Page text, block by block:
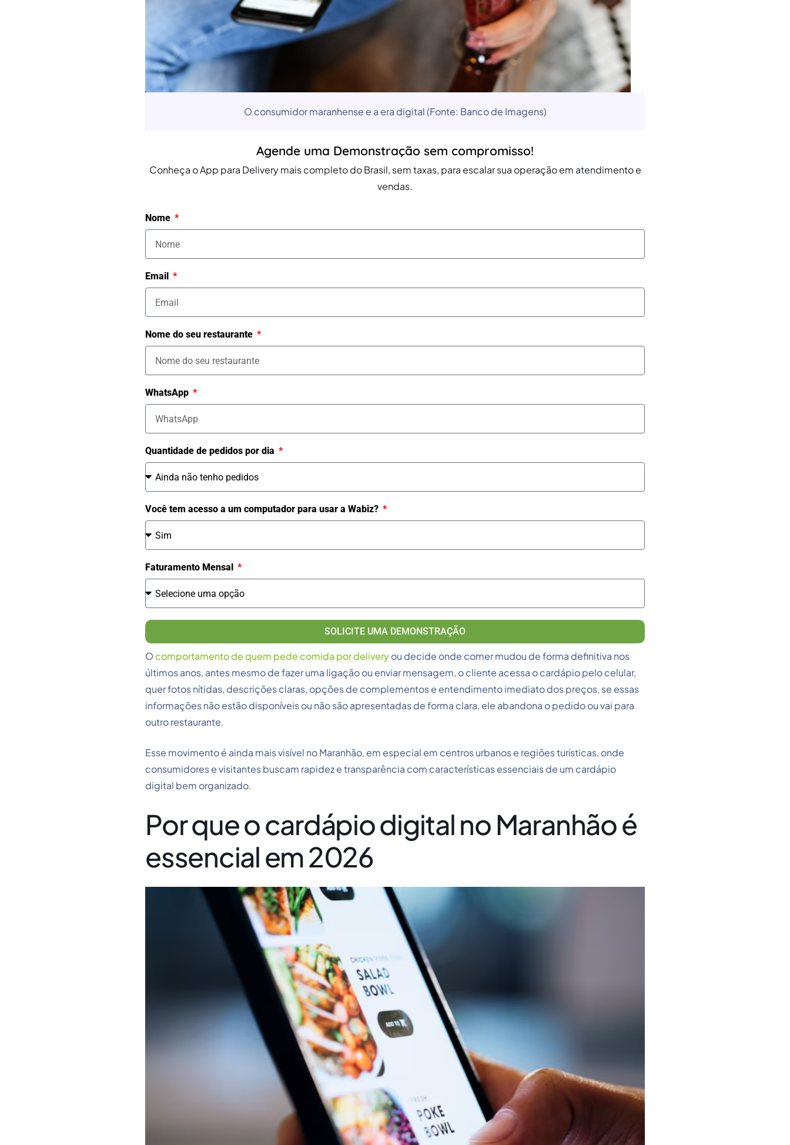
O consumidor maranhense e a era digital (Fonte: Banco de Imagens)
Agende uma Demonstração sem compromisso!
Conheça o App para Delivery mais completo do Brasil, sem taxas, para escalar sua operação em atendimento e
vendas.
Nome
Email
Nome do seu restaurante
WhatsApp
Quantidade de pedidos por dia
Você tem acesso a um computador para usar a Wabiz?
Faturamento Mensal
SOLICITE UMA DEMONSTRAÇÃO
O comportamento de quem pede comida por deliveryou decide onde comer mudou de forma definitiva nos
últimos anos, antes mesmo de fazer uma ligação ou enviar mensagem, o cliente acessa o cardápio pelo celular,
quer fotos nítidas, descrições claras, opções de complementos e entendimento imediato dos preços, se essas
informações não estão disponíveis ou não são apresentadas de forma clara, ele abandona o pedido ou vai para
outro restaurante.
Esse movimento é ainda mais visível no Maranhão, em especial em centros urbanos e regiões turísticas, onde
consumidores e visitantes buscam rapidez e transparência com características essenciais de um cardápio
digital bem organizado.
Por que o cardápio digital no Maranhão é
essencial em 2026